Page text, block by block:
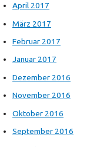
April 2017
März 2017
Februar 2017
Januar 2017
Dezember 2016
November 2016
Oktober 2016
September 2016